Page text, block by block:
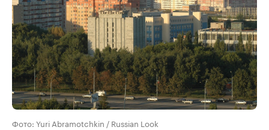
Фото: Yuri Abramotchkin / Russian Look